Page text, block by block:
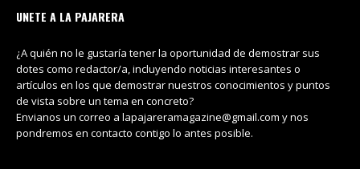
UNETE A LA PAJARERA
¿A quién no le gustaría tener la oportunidad de demostrar sus
dotes como redactor/a, incluyendo noticias interesantes o
artículos en los que demostrar nuestros conocimientos y puntos
de vista sobre un tema en concreto?
Envianos un correo a lapajareramagazine@gmail.com y nos
pondremos en contacto contigo lo antes posible.